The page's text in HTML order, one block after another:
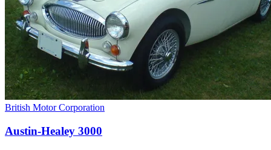
British Motor Corporation
Austin-Healey 3000